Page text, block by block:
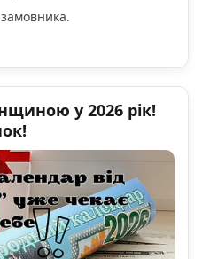
у 2026 рік!